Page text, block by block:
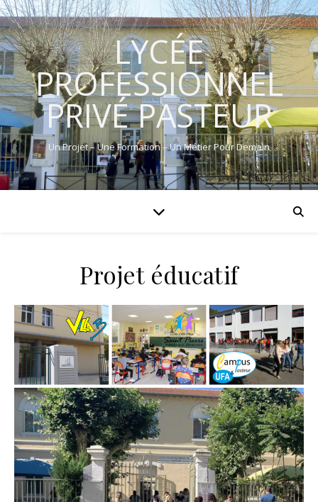
LYCÉE
PROFESSIONNEL
PRIVÉ PASTEUR
Un Projet – Une Formation – Un Métier Pour Demain
Projet éducatif